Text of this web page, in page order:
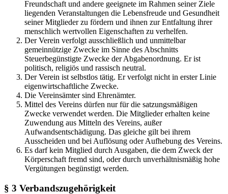
Freundschaft und andere geeignete im Rahmen seiner Ziele
liegenden Veranstaltungen die Lebensfreude und Gesundheit
seiner Mitglieder zu fördern und ihnen zur Entfaltung ihrer
menschlich wertvollen Eigenschaften zu verhelfen.
Der Verein verfolgt ausschließlich und unmittelbar
gemeinnützige Zwecke im Sinne des Abschnitts
Steuerbegünstigte Zwecke der Abgabenordnung. Er ist
politisch, religiös und rassisch neutral.
Der Verein ist selbstlos tätig. Er verfolgt nicht in erster Linie
eigenwirtschaftliche Zwecke.
Die Vereinsämter sind Ehrenämter.
Mittel des Vereins dürfen nur für die satzungsmäßigen
Zwecke verwendet werden. Die Mitglieder erhalten keine
Zuwendung aus Mitteln des Vereins, außer
Aufwandsentschädigung. Das gleiche gilt bei ihrem
Ausscheiden und bei Auflösung oder Aufhebung des Vereins.
Es darf kein Mitglied durch Ausgaben, die dem Zweck der
Körperschaft fremd sind, oder durch unverhältnismäßig hohe
Vergütungen begünstigt werden.
§ 3 Verbandszugehörigkeit